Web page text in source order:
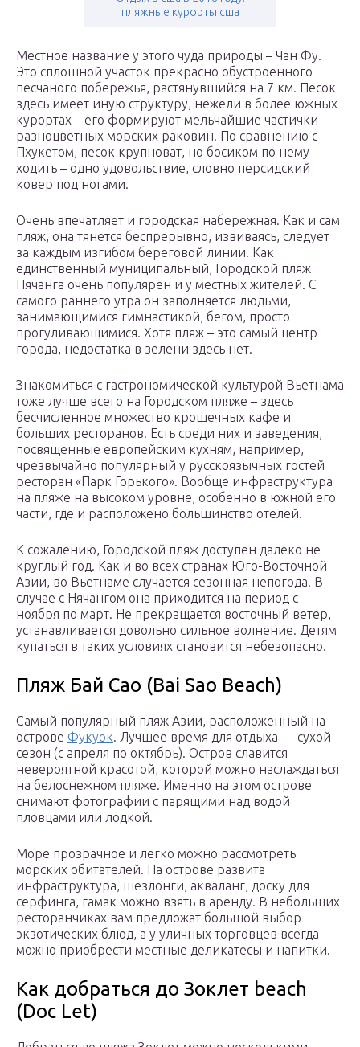
пляжные курорты сша
Местное название у этого чуда природы – Чан Фу.
Это сплошной участок прекрасно обустроенного
песчаного побережья, растянувшийся на 7 км. Песок
здесь имеет иную структуру, нежели в более южных
курортах – его формируют мельчайшие частички
разноцветных морских раковин. По сравнению с
Пхукетом, песок крупноват, но босиком по нему
ходить – одно удовольствие, словно персидский
ковер под ногами.
Очень впечатляет и городская набережная. Как и сам
пляж, она тянется беспрерывно, извиваясь, следует
за каждым изгибом береговой линии. Как
единственный муниципальный, Городской пляж
Нячанга очень популярен и у местных жителей. С
самого раннего утра он заполняется людьми,
занимающимися гимнастикой, бегом, просто
прогуливающимися. Хотя пляж – это самый центр
города, недостатка в зелени здесь нет.
Знакомиться с гастрономической культурой Вьетнама
тоже лучше всего на Городском пляже – здесь
бесчисленное множество крошечных кафе и
больших ресторанов. Есть среди них и заведения,
посвященные европейским кухням, например,
чрезвычайно популярный у русскоязычных гостей
ресторан «Парк Горького». Вообще инфраструктура
на пляже на высоком уровне, особенно в южной его
части, где и расположено большинство отелей.
К сожалению, Городской пляж доступен далеко не
круглый год. Как и во всех странах Юго-Восточной
Азии, во Вьетнаме случается сезонная непогода. В
случае с Нячангом она приходится на период с
ноября по март. Не прекращается восточный ветер,
устанавливается довольно сильное волнение. Детям
купаться в таких условиях становится небезопасно.
Пляж Бай Сао (Bai Sao Beach)
Самый популярный пляж Азии, расположенный на
острове Фукуок. Лучшее время для отдыха — сухой
сезон (с апреля по октябрь). Остров славится
невероятной красотой, которой можно наслаждаться
на белоснежном пляже. Именно на этом острове
снимают фотографии с парящими над водой
пловцами или лодкой.
Море прозрачное и легко можно рассмотреть
морских обитателей. На острове развита
инфраструктура, шезлонги, акваланг, доску для
серфинга, гамак можно взять в аренду. В небольших
ресторанчиках вам предложат большой выбор
экзотических блюд, а у уличных торговцев всегда
можно приобрести местные деликатесы и напитки.
Как добраться до Зоклет beach
(Doc Let)